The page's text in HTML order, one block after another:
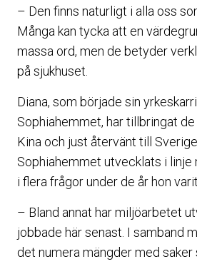
– Den finns naturligt i alla oss
Många kan tycka att en
massa ord, men de betyder
på sjukhuset.
Diana, som började sin
Sophiahemmet, har tillbringat
Kina och just återvänt till
Sophiahemmet utvecklats i linje
i flera frågor under de år hon
– Bland annat har miljöarbetet
jobbade här senast. I samband
det numera mängder med saker